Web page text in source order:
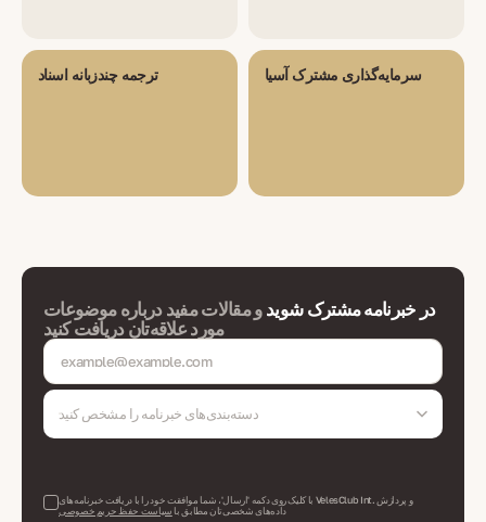
ترجمه چندزبانه اسناد سرمایه‌گذاری مشترک آسیا
در خبرنامه مشترک شویدو مقالات مفید درباره موضوعات
مورد علاقه‌تان دریافت کنید
دسته‌بندی‌های خبرنامه را مشخص کنید
با کلیک روی دکمه 'ارسال'، شما موافقت خود را با دریافت خبرنامه‌های VelesClub Int. و پردازش
داده‌های شخصی‌تان مطابق با سیاست حفظ حریم خصوصی